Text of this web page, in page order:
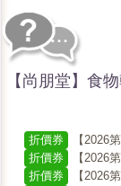
【尚朋堂】食
折價券
【2026
折價券
【2026
折價券
【2026